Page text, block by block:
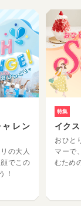
レン
の大人
でこの
！
特集
イク
おひと
マーで
むため